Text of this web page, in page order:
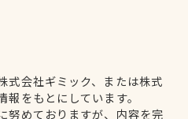
式会社ギミック、または株式
をもとにしています。
努めておりますが、内容を完